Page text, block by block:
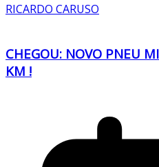
RICARDO CARUSO
CHEGOU: NOVO PNEU
KM !